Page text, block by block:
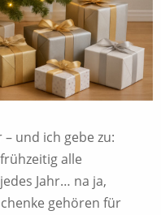
und ich gebe zu:
alle
Jahr… na ja,
gehören für